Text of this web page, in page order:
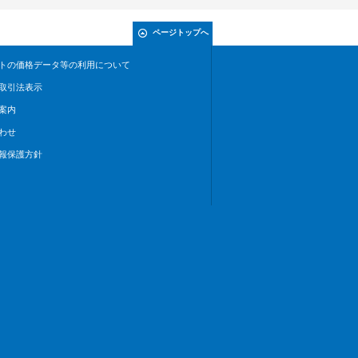
ページトップへ
の価格データ等の利用について
引法表示
内
せ
保護方針